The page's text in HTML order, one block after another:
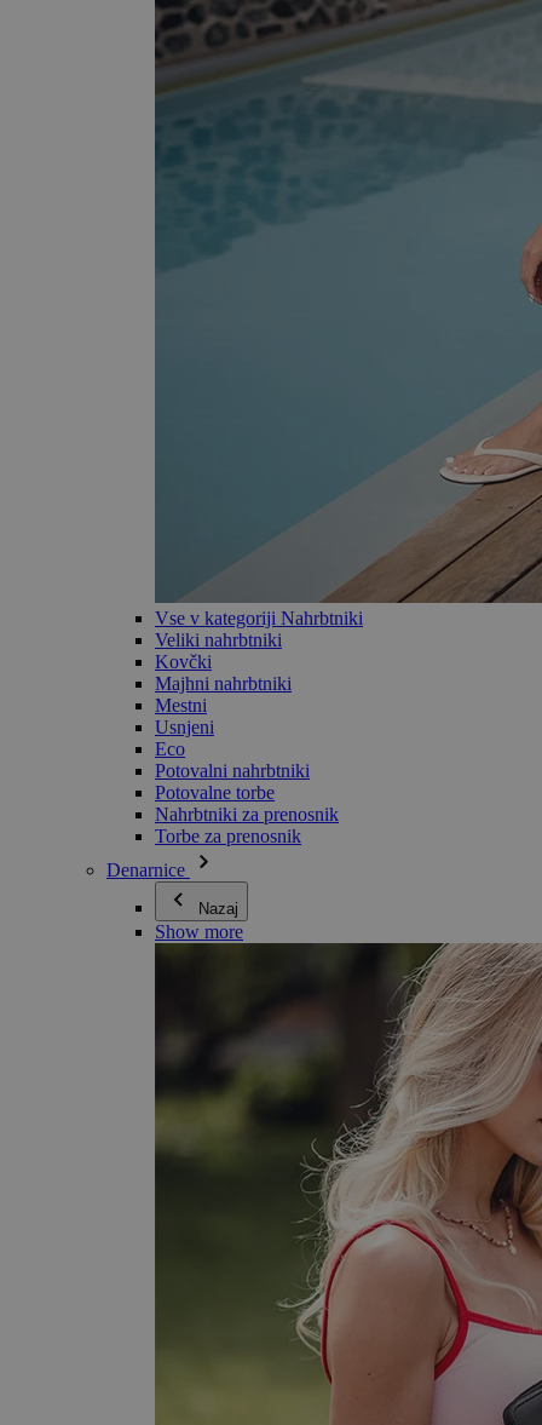
Vse v kategoriji Nahrbtniki
Veliki nahrbtniki
Kovčki
Majhni nahrbtniki
Mestni
Usnjeni
Eco
Potovalni nahrbtniki
Potovalne torbe
Nahrbtniki za prenosnik
Torbe za prenosnik
Denarnice
Nazaj
Show more